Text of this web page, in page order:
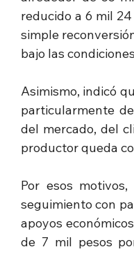
reducido a 6 mil
simple
bajo las
Asimismo, indicó
particularmente
del mercado, del
productor queda
Por esos
seguimiento con
apoyos
de 7 mil pesos